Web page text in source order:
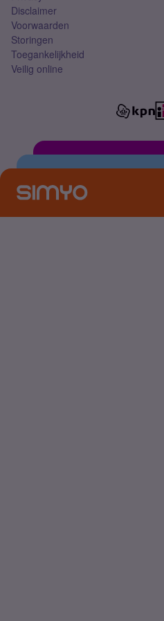
Disclaimer
Voorwaarden
Storingen
Toegankelijkheid
Veilig online